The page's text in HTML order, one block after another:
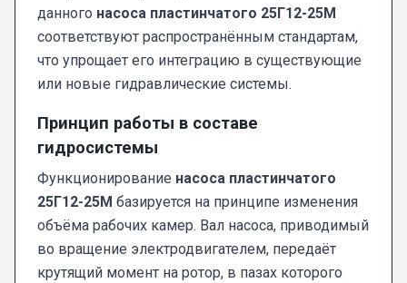
данного насоса пластинчатого 25Г12-25М
соответствуют распространённым стандартам,
что упрощает его интеграцию в существующие
или новые гидравлические системы.
Принцип работы в составе
гидросистемы
Функционирование насоса пластинчатого
25Г12-25М базируется на принципе изменения
объёма рабочих камер. Вал насоса, приводимый
во вращение электродвигателем, передаёт
крутящий момент на ротор, в пазах которого